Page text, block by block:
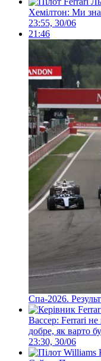
Хемілтон: Ми
23:55, 30/06
21:46
Спа-2026.
Вассер: Ferrari не
добре, як варто
23:30, 30/06